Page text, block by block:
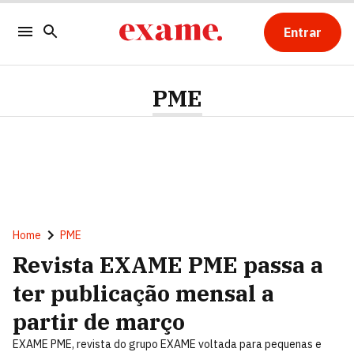
Entrar
PME
Home PME
Revista EXAME PME passa a
ter publicação mensal a
partir de março
EXAME PME, revista do grupo EXAME voltada para pequenas e